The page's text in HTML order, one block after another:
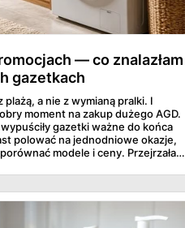
— co znalazłam
gazetkach
a nie z wymianą pralki. I
moment na zakup dużego AGD.
gazetki ważne do końca
polować na jednodniowe okazje,
modele i ceny. Przejrzałam
terminami.